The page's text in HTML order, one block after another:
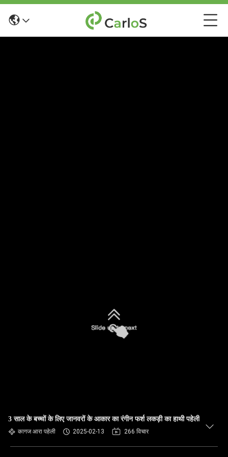
3 साल के बच्चों के लिए जानवरों के आकार का रंगीन फर्श लकड़ी का हाथी पहेली
कागज आरा पहेली 2025-02-13 266 विचार